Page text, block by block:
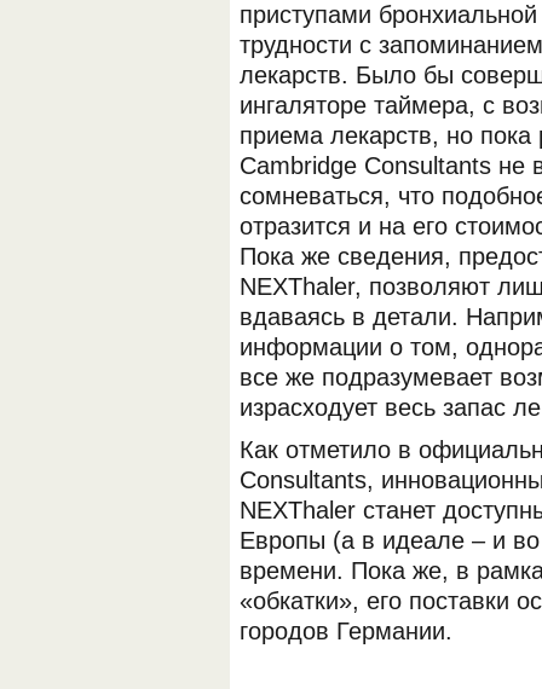
ОБОРУДОВАНИЯ МЕДКОМ
приступами
трудности с
лекарств. Было бы
ингаляторе таймера, с
приема лекарств, но
Cambridge Consultants не
сомневаться, что
отразится и на его
Пока же сведения,
NEXThaler, позволяют
вдаваясь в детали.
информации о том,
все же подразумевает
израсходует весь запас
Как отметило в
Consultants,
NEXThaler станет
Европы (а в идеале – и
времени. Пока же, в
«обкатки», его поставки
городов Германии.